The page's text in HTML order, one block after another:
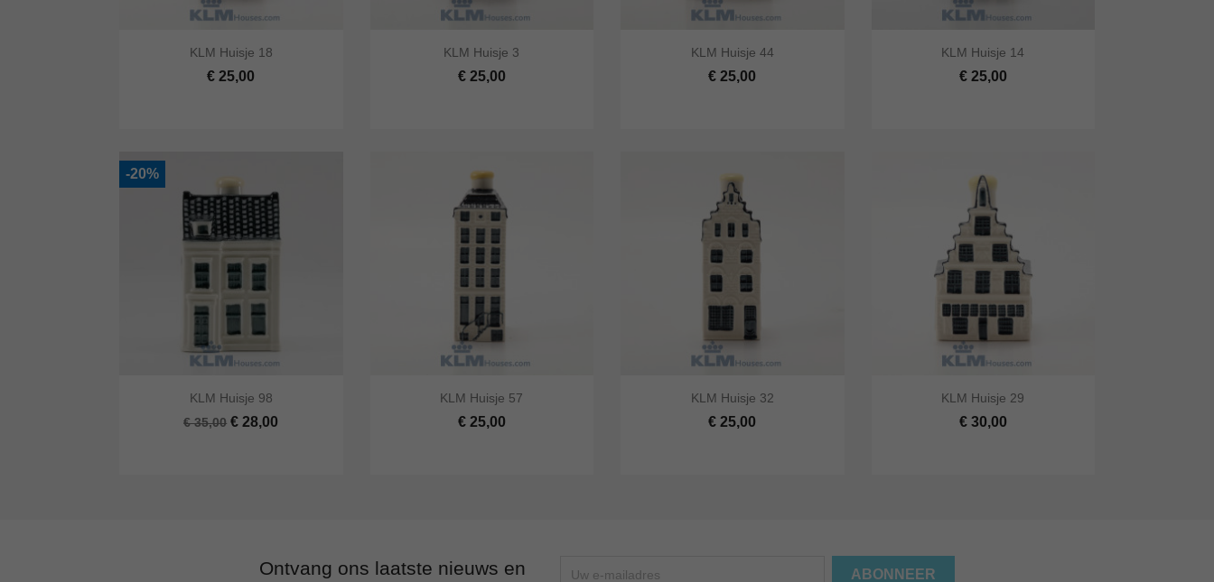
Snel bekijken In winkelwagen
KLM Huisje 18
€ 25,00 Snel bekijken In winkelwagen
KLM Huisje 3
€ 25,00 Snel bekijken In winkelwagen
KLM Huisje 44
€ 25,00 Snel bekijken In winkelwagen
KLM Huisje 14
€ 25,00
Snel bekijken In winkelwagen
KLM Huisje 98
€ 35,00 € 28,00
-20%
Snel bekijken In winkelwagen
KLM Huisje 57
€ 25,00 Snel bekijken In winkelwagen
KLM Huisje 32
€ 25,00 Snel bekijken In winkelwagen
KLM Huisje 29
€ 30,00
Ontvang ons laatste nieuws en